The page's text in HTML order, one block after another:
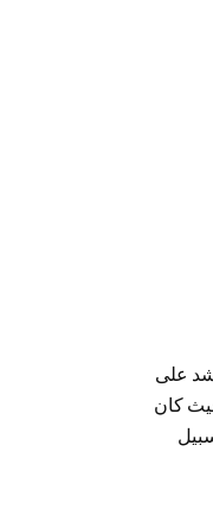
على
كان